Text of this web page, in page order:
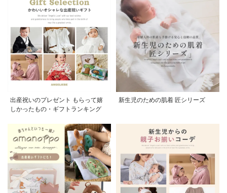
出産祝いのプレゼント もらって嬉
しかったもの・ギフトランキング
新生児のための肌着 匠シリーズ